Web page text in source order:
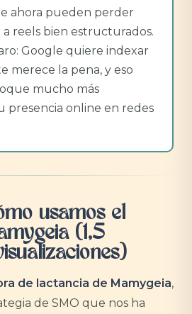
ahora pueden perder
reels bien estructurados.
Google quiere indexar
merece la pena, y eso
mucho más
presencia online en redes
usamos el
(1,5
de lactancia de Mamygeia,
de SMO que nos ha